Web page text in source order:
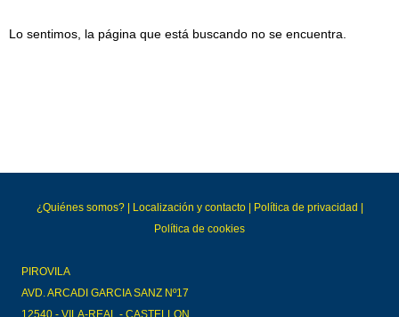
Lo sentimos, la página que está buscando no se encuentra.
¿Quiénes somos?| Localización y contacto| Política de privacidad
Política de cookies
PIROVILA
AVD. ARCADI GARCIA SANZ Nº17